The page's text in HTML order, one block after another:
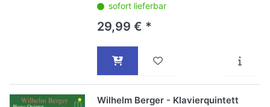
sofort lieferbar
29,99 € *
Wilhelm Berger - Klavierquintett